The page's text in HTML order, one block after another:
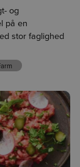
og
på en
stor faglighed
af blåbær,
i både det
(Varenr.
lige
specialiseret
ved
smag. Brug
eller som